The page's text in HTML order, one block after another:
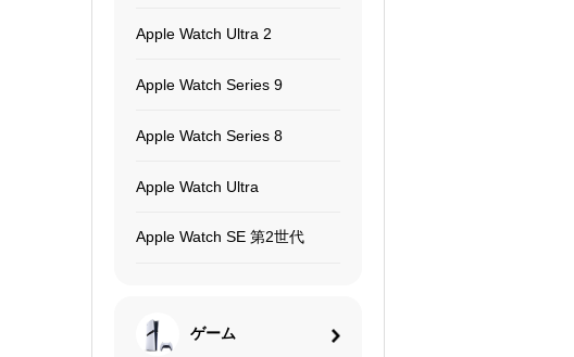
Apple Watch Ultra 2
Apple Watch Series 9
Apple Watch Series 8
Apple Watch Ultra
Apple Watch SE 第2世代
ゲーム